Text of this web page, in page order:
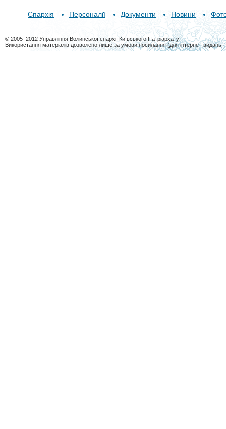
Єпархія Персоналії Документи Новини
© 2005–2012 Управління Волинської єпархії Київського Патріархату
Використання матеріалів дозволено лише за умови посилання (для інтернет-видань